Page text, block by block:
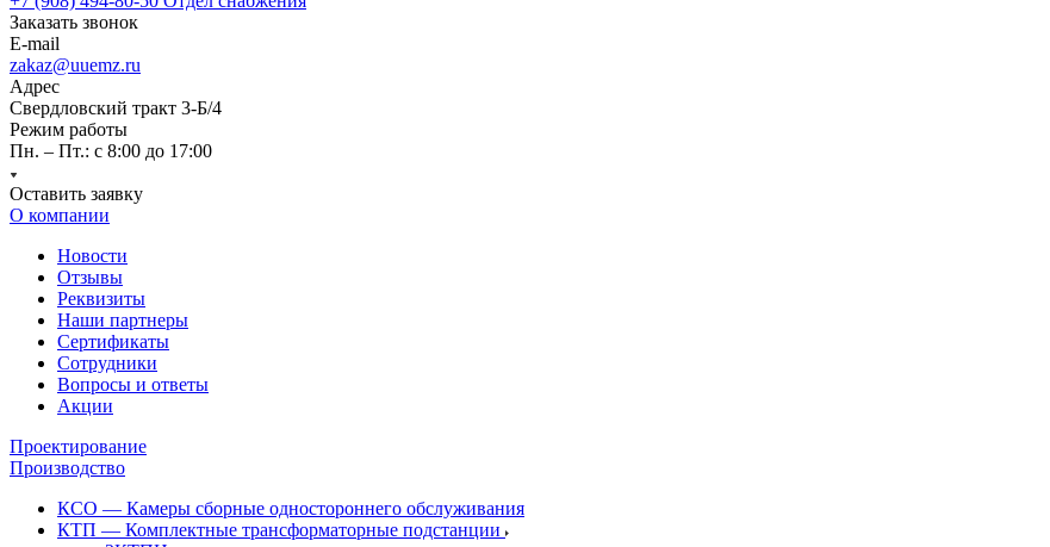
Заказать звонок
E-mail
zakaz@uuemz.ru
Адрес
Свердловский тракт 3-Б/4
Режим работы
Пн. – Пт.: с 8:00 до 17:00
Оставить заявку
О компании
Новости
Отзывы
Реквизиты
Наши партнеры
Сертификаты
Сотрудники
Вопросы и ответы
Акции
Проектирование
Производство
КСО — Камеры сборные одностороннего обслуживания
КТП — Комплектные трансформаторные подстанции